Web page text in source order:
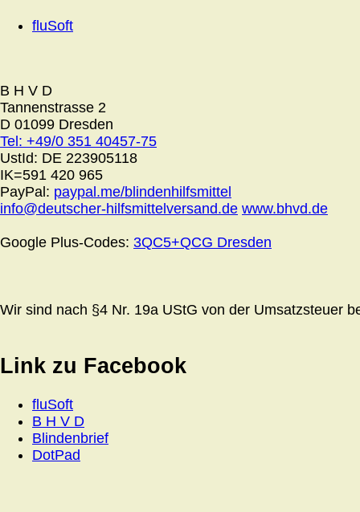
fluSoft
B H V D
Tannenstrasse 2
D 01099 Dresden
Tel: +49/0 351 40457-75
UstId: DE 223905118
IK=591 420 965
PayPal: paypal.me/blindenhilfsmittel
info@deutscher-hilfsmittelversand.de www.bhvd.de
Google Plus-Codes: 3QC5+QCG Dresden
Wir sind nach §4 Nr. 19a UStG von der Umsatzsteuer
Link zu Facebook
fluSoft
B H V D
Blindenbrief
DotPad